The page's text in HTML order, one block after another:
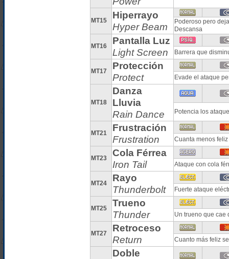
MT15
Hiperrayo
Hyper Beam
Poderoso pero
Descansa
MT16
Pantalla Luz
Light Screen
Barrera que
MT17
Protección
Protect
Evade el ataque
MT18
Danza
Lluvia
Rain Dance
Potencia los
MT21
Frustración
Frustration
Cuanta menos
MT23
Cola Férrea
Iron Tail
Ataque con cola
MT24
Rayo
Thunderbolt
Fuerte ataque
MT25
Trueno
Thunder
Un trueno que cae
MT27
Retroceso
Return
Cuanto más feliz
Doble